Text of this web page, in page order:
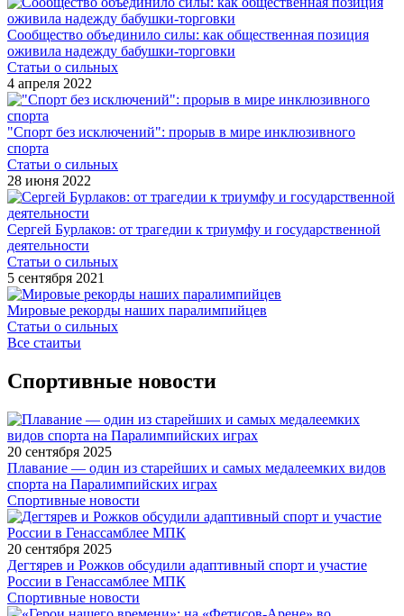
Сообщество объединило силы: как общественная позиция
оживила надежду бабушки-торговки
Статьи о сильных
4 апреля 2022
"Спорт без исключений": прорыв в мире инклюзивного
спорта
Статьи о сильных
28 июня 2022
Сергей Бурлаков: от трагедии к триумфу и государственной
деятельности
Статьи о сильных
5 сентября 2021
Мировые рекорды наших паралимпийцев
Статьи о сильных
Все стаитьи
Спортивные новости
20 сентября 2025
Плавание — один из старейших и самых медалеемких видов
спорта на Паралимпийских играх
Спортивные новости
20 сентября 2025
Дегтярев и Рожков обсудили адаптивный спорт и участие
России в Генассамблее МПК
Спортивные новости